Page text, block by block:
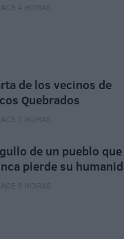
4 HORAS
de los vecinos de
Quebrados
7 HORAS
de un pueblo que
pierde su
8 HORAS